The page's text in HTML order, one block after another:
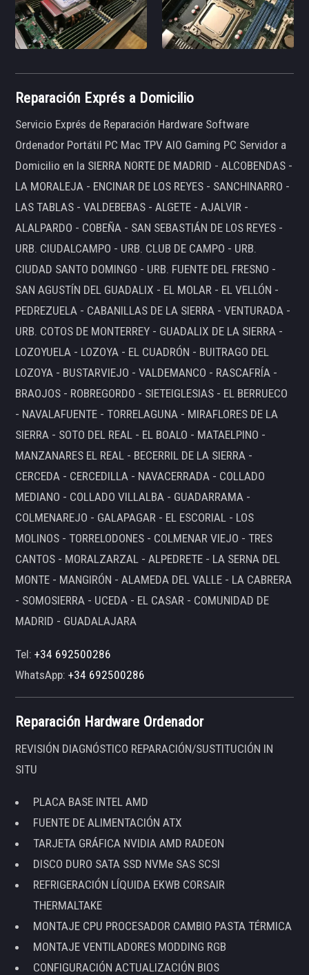
Reparación Exprés a Domicilio
Servicio Exprés de Reparación Hardware Software
Ordenador Portátil PC Mac TPV AIO Gaming PC Servidor a
Domicilio en la SIERRA NORTE DE MADRID - ALCOBENDAS -
LA MORALEJA - ENCINAR DE LOS REYES - SANCHINARRO -
LAS TABLAS - VALDEBEBAS - ALGETE - AJALVIR -
ALALPARDO - COBEÑA - SAN SEBASTIÁN DE LOS REYES -
URB. CIUDALCAMPO - URB. CLUB DE CAMPO - URB.
CIUDAD SANTO DOMINGO - URB. FUENTE DEL FRESNO -
SAN AGUSTÍN DEL GUADALIX - EL MOLAR - EL VELLÓN -
PEDREZUELA - CABANILLAS DE LA SIERRA - VENTURADA -
URB. COTOS DE MONTERREY - GUADALIX DE LA SIERRA -
LOZOYUELA - LOZOYA - EL CUADRÓN - BUITRAGO DEL
LOZOYA - BUSTARVIEJO - VALDEMANCO - RASCAFRÍA -
BRAOJOS - ROBREGORDO - SIETEIGLESIAS - EL BERRUECO
- NAVALAFUENTE - TORRELAGUNA - MIRAFLORES DE LA
SIERRA - SOTO DEL REAL - EL BOALO - MATAELPINO -
MANZANARES EL REAL - BECERRIL DE LA SIERRA -
CERCEDA - CERCEDILLA - NAVACERRADA - COLLADO
MEDIANO - COLLADO VILLALBA - GUADARRAMA -
COLMENAREJO - GALAPAGAR - EL ESCORIAL - LOS
MOLINOS - TORRELODONES - COLMENAR VIEJO - TRES
CANTOS - MORALZARZAL - ALPEDRETE - LA SERNA DEL
MONTE - MANGIRÓN - ALAMEDA DEL VALLE - LA CABRERA
- SOMOSIERRA - UCEDA - EL CASAR - COMUNIDAD DE
MADRID - GUADALAJARA
Tel:+34 692500286
WhatsApp:+34 692500286
Reparación Hardware Ordenador
REVISIÓN DIAGNÓSTICO REPARACIÓN/SUSTITUCIÓN IN
SITU
PLACA BASE INTEL AMD
FUENTE DE ALIMENTACIÓN ATX
TARJETA GRÁFICA NVIDIA AMD RADEON
DISCO DURO SATA SSD NVMe SAS SCSI
REFRIGERACIÓN LÍQUIDA EKWB CORSAIR
THERMALTAKE
MONTAJE CPU PROCESADOR CAMBIO PASTA TÉRMICA
MONTAJE VENTILADORES MODDING RGB
CONFIGURACIÓN ACTUALIZACIÓN BIOS